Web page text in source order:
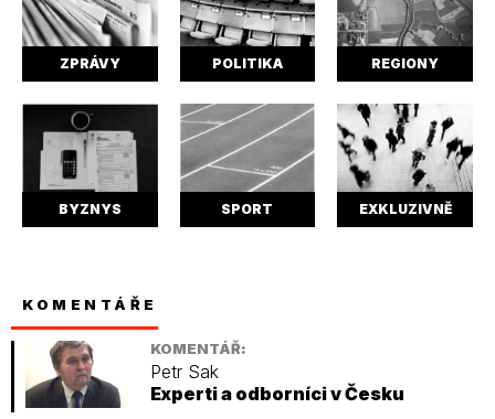
ZPRÁVY POLITIKA REGIONY
BYZNYS SPORT EXKLUZIVNĚ
KOMENTÁŘE
KOMENTÁŘ:
Petr Sak
Experti a odborníci v Česku